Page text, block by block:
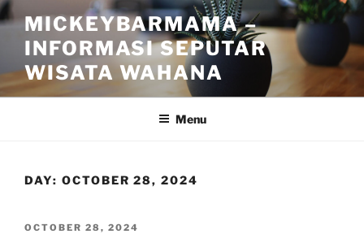
Skip
to
content
MICKEYBARMAMA –
INFORMASI SEPUTAR
WISATA WAHANA
Menu
DAY: OCTOBER 28, 2024
POSTED
OCTOBER 28, 2024